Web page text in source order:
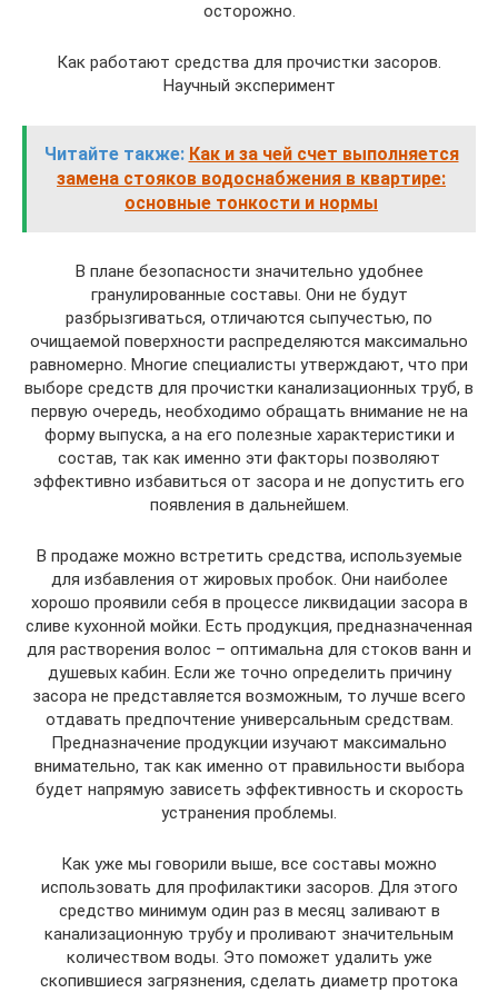
осторожно.
Как работают средства для прочистки засоров.
Научный эксперимент
Читайте также: Как и за чей счет выполняется
замена стояков водоснабжения в квартире:
основные тонкости и нормы
В плане безопасности значительно удобнее
гранулированные составы. Они не будут
разбрызгиваться, отличаются сыпучестью, по
очищаемой поверхности распределяются максимально
равномерно. Многие специалисты утверждают, что при
выборе средств для прочистки канализационных труб, в
первую очередь, необходимо обращать внимание не на
форму выпуска, а на его полезные характеристики и
состав, так как именно эти факторы позволяют
эффективно избавиться от засора и не допустить его
появления в дальнейшем.
В продаже можно встретить средства, используемые
для избавления от жировых пробок. Они наиболее
хорошо проявили себя в процессе ликвидации засора в
сливе кухонной мойки. Есть продукция, предназначенная
для растворения волос – оптимальна для стоков ванн и
душевых кабин. Если же точно определить причину
засора не представляется возможным, то лучше всего
отдавать предпочтение универсальным средствам.
Предназначение продукции изучают максимально
внимательно, так как именно от правильности выбора
будет напрямую зависеть эффективность и скорость
устранения проблемы.
Как уже мы говорили выше, все составы можно
использовать для профилактики засоров. Для этого
средство минимум один раз в месяц заливают в
канализационную трубу и проливают значительным
количеством воды. Это поможет удалить уже
скопившиеся загрязнения, сделать диаметр протока